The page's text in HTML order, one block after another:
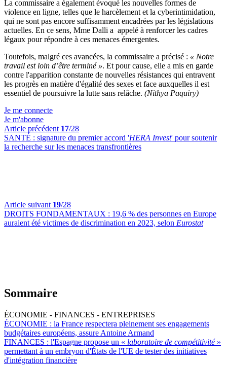
La commissaire a également évoqué les nouvelles formes de
violence en ligne, telles que le harcèlement et la cyberintimidation,
qui ne sont pas encore suffisamment encadrées par les législations
actuelles. En ce sens, Mme Dalli a appelé à renforcer les cadres
légaux pour répondre à ces menaces émergentes.
Toutefois, malgré ces avancées, la commissaire a précisé : « Notre
travail est loin d’être terminé ». Et pour cause, elle a mis en garde
contre l'apparition constante de nouvelles résistances qui entravent
les progrès en matière d'égalité des sexes et face auxquelles il est
essentiel de poursuivre la lutte sans relâche. (Nithya Paquiry)
Je me connecte
Je m'abonne
Article précédent 17/28
SANTÉ : signature du premier accord 'HERA Invest' pour soutenir
la recherche sur les menaces transfrontières
Article suivant 19/28
DROITS FONDAMENTAUX : 19,6 % des personnes en Europe
auraient été victimes de discrimination en 2023, selon Eurostat
Sommaire
ÉCONOMIE - FINANCES - ENTREPRISES
ÉCONOMIE : la France respectera pleinement ses engagements
budgétaires européens, assure Antoine Armand
FINANCES : l'Espagne propose un « laboratoire de compétitivité»
permettant à un embryon d'États de l'UE de tester des initiatives
d'intégration financière